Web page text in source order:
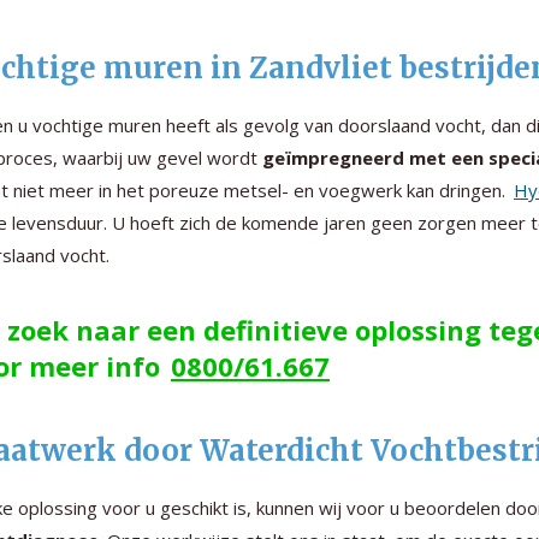
muren in Zandvliet
u vochtige muren heeft als gevolg van doorslaand vocht, dan
waarbij uw gevel wordt geïmpregneerd met een
niet meer in het poreuze metsel- en voegwerk kan dringen.
levensduur. U hoeft zich de komende jaren geen zorgen meer
vocht.
zoek naar een definitieve oplossing
meer info 0800/61.667
door Waterdicht
oplossing voor u geschikt is, kunnen wij voor u beoordelen